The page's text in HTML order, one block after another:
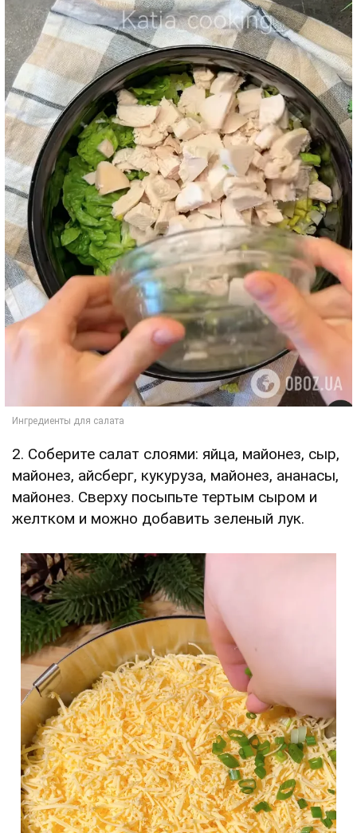
2. Соберите салат слоями: яйца, майонез, сыр,
майонез, айсберг, кукуруза, майонез, ананасы,
майонез. Сверху посыпьте тертым сыром и
желтком и можно добавить зеленый лук.